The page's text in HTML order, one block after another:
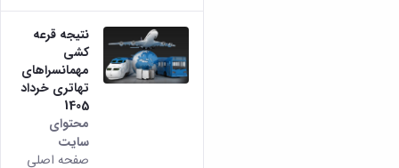
نتیجه قرعه
کشی
مهمانسراهای
تهاتری خرداد
1405
محتوای
سایت
صفحه اصلی